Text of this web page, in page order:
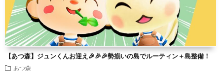
【あつ森】ジュンくんお迎え🎉🎉🎉勢揃いの島でルーティン＋島整備！
あつ森